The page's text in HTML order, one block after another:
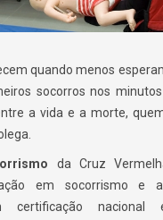
quando menos
socorros nos
a vida e a morte,
da Cruz
em socorrismo e
certificação nacional